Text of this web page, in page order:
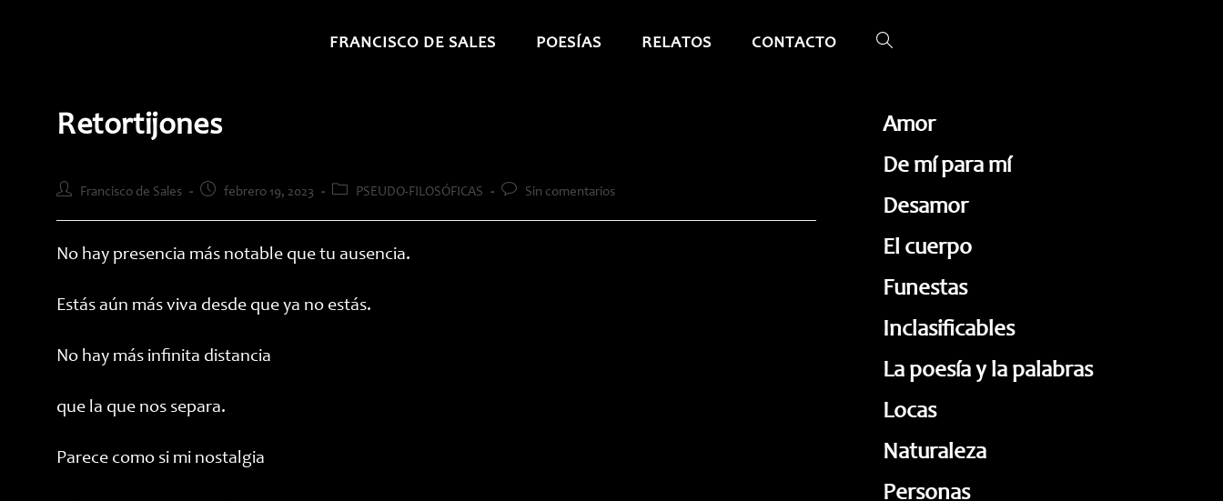
FRANCISCO DE SALES POESÍAS RELATOS CONTACTO ALTERNAR
WEB
Retortijones
Autor
entrada:
Francisco de Sales
Publicación
entrada:
febrero 19, 2023
Categoría
PSEUDO-FILOSÓFICAS
Comentarios
Sin comentarios
No hay presencia más notable que tu ausencia.
Estás aún más viva desde que ya no estás.
No hay más infinita distancia
que la que nos separa.
Parece como si mi nostalgia
Amor
De mí para mí
Desamor
El cuerpo
Funestas
Inclasificables
La poesía y la palabras
Locas
Naturaleza
Personas